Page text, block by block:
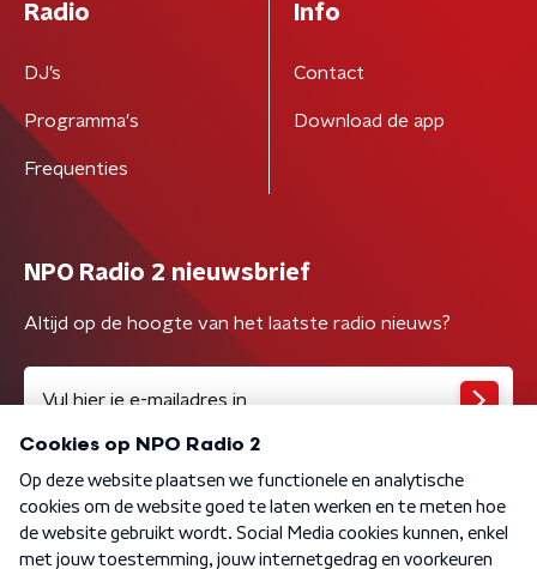
Radio
DJ’s
Programma's
Frequenties
Info
Contact
Download de app
NPO Radio 2 nieuwsbrief
Altijd op de hoogte van het laatste radio nieuws?
Algemene voorwaarden